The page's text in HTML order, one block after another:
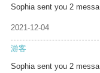
Sophia sent you 2 messa
2021-12-04
游客
Sophia sent you 2 messa